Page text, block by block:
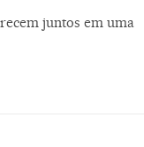
juntos em uma